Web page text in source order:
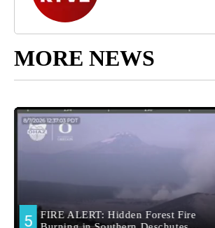
MORE NEWS